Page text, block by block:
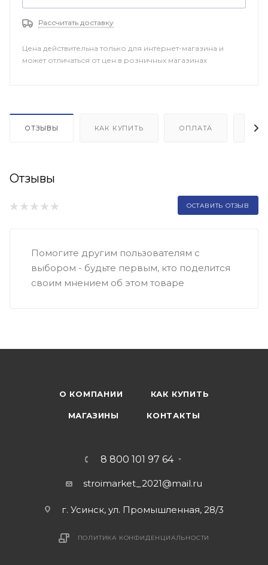
Рассчитать доставку
Цена действительна только для интернет-магазина и
может отличаться от цен в розничных магазинах
ОТЗЫВЫ КАК КУПИТЬ ОПЛАТА
Отзывы
ОСТАВИТЬ ОТЗЫВ
Помогите другим пользователям с
выбором - будьте первым, кто поделится
своим мнением об этом товаре
О КОМПАНИИ КАК КУПИТЬ
МАГАЗИНЫ КОНТАКТЫ
8 800 101 97 64
stroimarket_2021@mail.ru
г. Усинск, ул. Промышленная, 28/3
ПОЛИТИКА КОНФИДЕНЦИАЛЬНОСТИ